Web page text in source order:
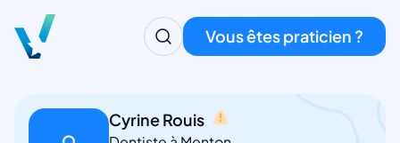
Vous êtes praticien ?
Cyrine Rouis